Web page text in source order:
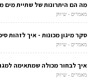
מה הם היתרונות של שתיית מים
מאמרים - שיווק
סקר מיגון מכונות - איך לזהות
מאמרים - שיווק
איך לבחור מכולה שמתאימה
מאמרים - שיווק